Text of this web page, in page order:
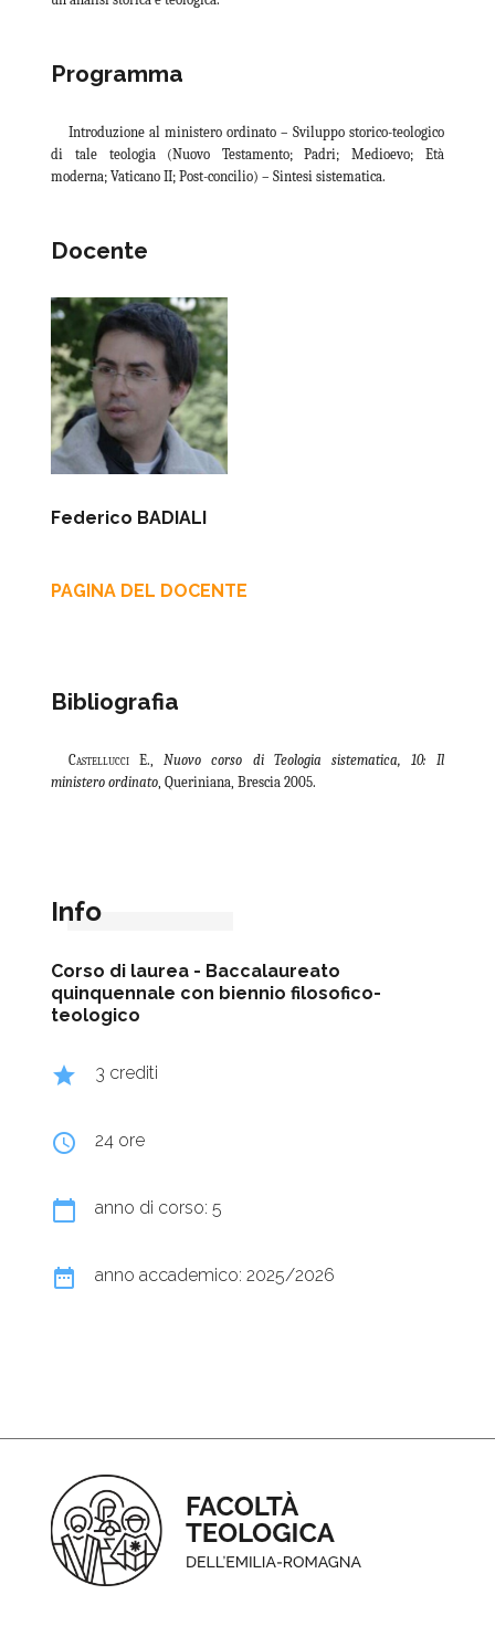
Programma
Introduzione al ministero ordinato – Sviluppo storico-teologico
di tale teologia (Nuovo Testamento; Padri; Medioevo; Età
moderna; Vaticano II; Post-concilio) – Sintesi sistematica.
Docente
Federico BADIALI
PAGINA DEL DOCENTE
Bibliografia
CastellucciE.,Nuovo corso di Teologia sistematica, 10: Il
ministero ordinato, Queriniana, Brescia 2005.
Info
Corso di laurea - Baccalaureato
quinquennale con biennio filosofico-
teologico
grade 3 crediti
query_builder 24 ore
calendar_today anno di corso: 5
date_range anno accademico: 2025/2026